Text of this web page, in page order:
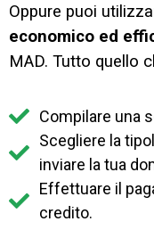
Oppure puoi
economico ed
MAD. Tutto quello
Compilare una
Scegliere la
inviare la tua
Effettuare il
credito.